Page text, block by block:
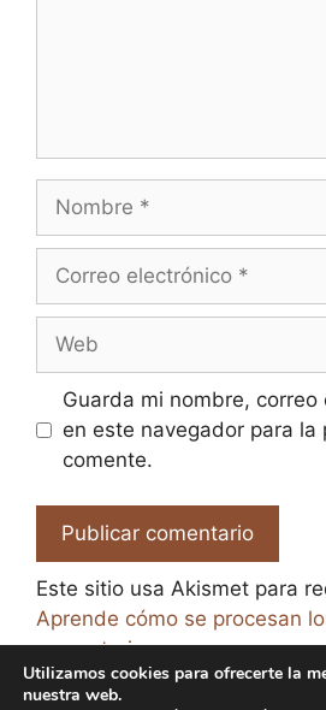
electrónico
Guarda mi nombre,
en este navegador para la
comente.
Este sitio usa Akismet para
Aprende cómo se procesan
comentarios.
Utilizamos cookies para ofrecerte la
nuestra web.